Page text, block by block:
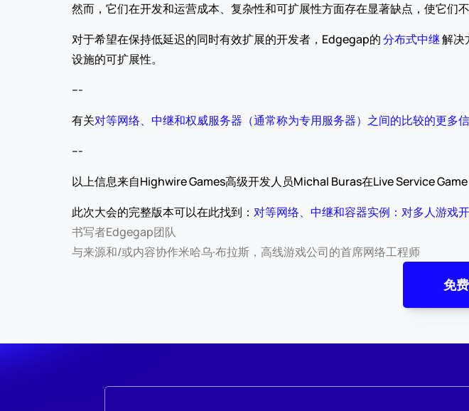
然而，它们在开发和运营成本、复杂性和可扩展性方面存在显著缺点，使它们不
对于希望在保持低延迟的同时有效扩展的开发者，Edgegap的 分布式中继 解决
设施的可扩展性。
---
有关对等网络、中继和权威服务器（通常称为专用服务器）之间的比较的更多
---
以上信息来自Highwire Games高级开发人员Michal Buras在Live Service Game
此次大会的完整版本可以在此找到： 对等网络、中继和容器实例：对多人游戏
书写者Edgegap团队
与来源和/或内容协作米哈乌·布拉斯，高线游戏公司的首席网络工程师
免